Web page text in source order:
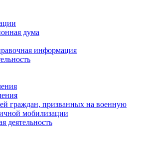
дума
информация
граждан, призванных на военную
мобилизации
деятельность